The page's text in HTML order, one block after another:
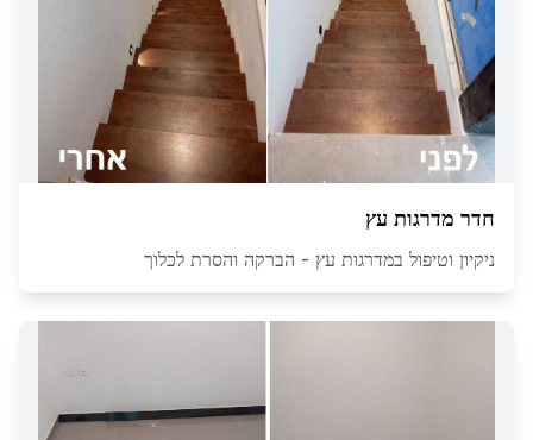
חדר מדרגות עץ
ניקיון וטיפול במדרגות עץ - הברקה והסרת לכלוך